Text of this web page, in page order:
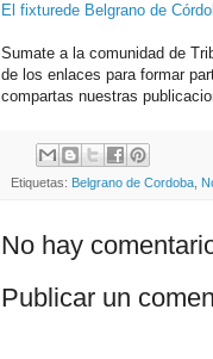
El fixturede Belgrano de
Sumate a la comunidad de
de los enlaces para formar
compartas nuestras
Etiquetas: Belgrano de Cordoba,
No hay
Publicar un